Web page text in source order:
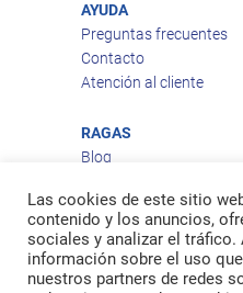
AYUDA
Preguntas frecuentes
Contacto
Atención al cliente
RAGAS
Blog
Política de privacidad
Política de cookies
Política de envío
Política de devoluciones
Las cookies de este sitio
contenido y los anuncios,
sociales y analizar el tráfico.
información sobre el uso
nuestros partners de redes